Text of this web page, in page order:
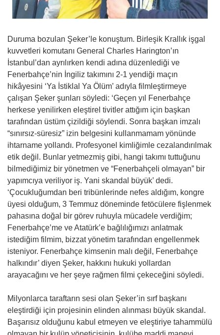
Duruma bozulan Şeker’le konuştum. Birleşik Krallık işgal
kuvvetleri komutanı General Charles Harington’ın
İstanbul’dan ayrılırken kendi adına düzenlediği ve
Fenerbahçe’nin İngiliz takımını 2-1 yendiği maçın
hikâyesini ‘Ya İstiklal Ya Ölüm’ adıyla filmleştirmeye
çalışan Şeker şunları söyledi: ‘Geçen yıl Fenerbahçe
herkese yenilirken eleştirel tivitler attığım için başkan
tarafından üstüm çizildiği söylendi. Sonra başkan imzalı
“sınırsız-süresiz” izin belgesini kullanmamam yönünde
ihtarname yollandı. Profesyonel kimliğimle cezalandırılmak
etik değil. Bunlar yetmezmiş gibi, hangi takımı tuttuğunu
bilmediğimiz bir yönetmen ve “Fenerbahçeli olmayan” bir
yapımcıya veriliyor iş. Yani skandal büyük’ dedi.
‘Çocukluğumdan beri tribünlerinde nefes aldığım, kongre
üyesi olduğum, 3 Temmuz döneminde fetöcülere fişlenmek
pahasına doğal bir görev ruhuyla mücadele verdiğim;
Fenerbahçe’me ve Atatürk’e bağlılığımızı anlatmak
istediğim filmim, bizzat yönetim tarafından engellenmek
isteniyor. Fenerbahçe kimsenin malı değil, Fenerbahçe
halkındır’ diyen Şeker, hakkını hukuki yollardan
arayacağını ve her şeye rağmen filmi çekeceğini söyledi.
Milyonlarca taraftarın sesi olan Şeker’in sırf başkanı
eleştirdiği için projesinin elinden alınması büyük skandal.
Başarısız olduğunu kabul etmeyen ve eleştiriye tahammülü